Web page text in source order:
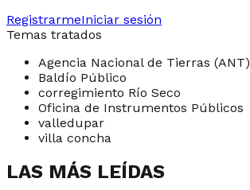
RegistrarmeIniciar sesión
Temas tratados
Agencia Nacional de Tierras (ANT)
Baldío Público
corregimiento Río Seco
Oficina de Instrumentos Públicos
valledupar
villa concha
LAS MÁS LEÍDAS